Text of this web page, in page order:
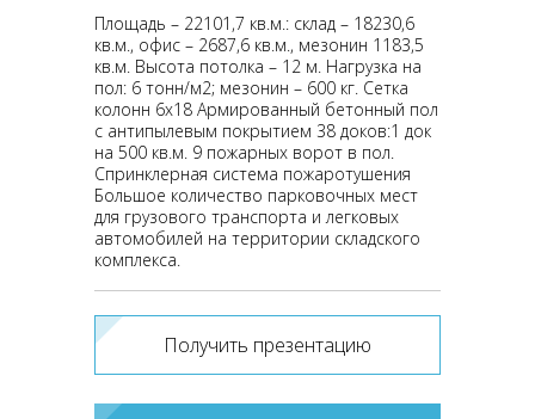
Площадь – 22101,7 кв.м.: склад – 18230,6
кв.м., офис – 2687,6 кв.м., мезонин 1183,5
кв.м. Высота потолка – 12 м. Нагрузка на
пол: 6 тонн/м2; мезонин – 600 кг. Сетка
колонн 6х18 Армированный бетонный пол
с антипылевым покрытием 38 доков:1 док
на 500 кв.м. 9 пожарных ворот в пол.
Спринклерная система пожаротушения
Большое количество парковочных мест
для грузового транспорта и легковых
автомобилей на территории складского
комплекса.
Получить презентацию